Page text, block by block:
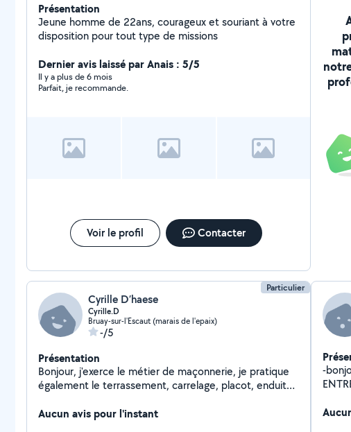
Présentation
Jeune homme de 22ans, courageux et souriant à votre
disposition pour tout type de missions
Dernier avis laissé par Anais : 5/5
Il y a plus de 6 mois
Parfait, je recommande.
Voir le profil Contacter
Particulier
Cyrille D’haese
Cyrille.D
Bruay-sur-l'Escaut (marais de l'epaix)
-/5
Présentation
Bonjour, j'exerce le métier de maçonnerie, je pratique
également le terrassement, carrelage, placot, enduit
Aucun avis pour l'instant
-